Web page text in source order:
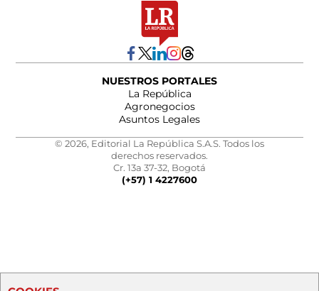
NUESTROS PORTALES
La República
Agronegocios
Asuntos Legales
© 2026, Editorial La República S.A.S. Todos los
derechos reservados.
Cr. 13a 37-32, Bogotá
(+57) 1 4227600